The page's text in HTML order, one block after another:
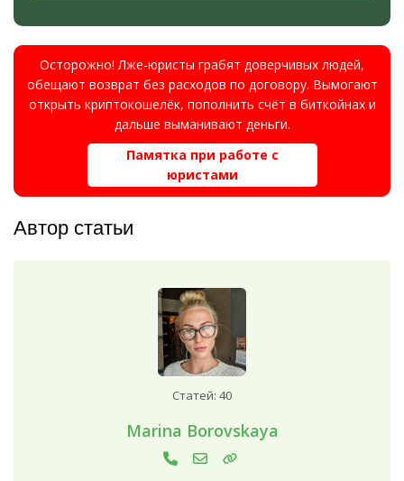
Осторожно! Лже-юристы грабят доверчивых людей,
обещают возврат без расходов по договору. Вымогают
открыть криптокошелёк, пополнить счёт в биткойнах и
дальше выманивают деньги.
Памятка при работе с
юристами
Автор статьи
Статей: 40
Marina Borovskaya